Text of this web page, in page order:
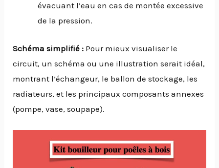
évacuant l’eau en cas de montée excessive
de la pression.
Schéma simplifié : Pour mieux visualiser le
circuit, un schéma ou une illustration serait idéal,
montrant l’échangeur, le ballon de stockage, les
radiateurs, et les principaux composants annexes
(pompe, vase, soupape).